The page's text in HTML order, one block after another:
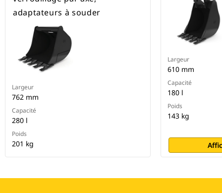
adaptateurs à souder
Largeur
762 mm
Capacité
280 l
Poids
201 kg
Largeur
610 mm
Capacité
180 l
Poids
143 kg